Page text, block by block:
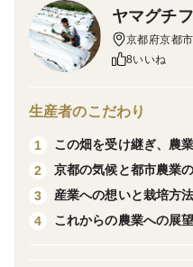
香りが強く、
加熱するとホクホク甘いの
ペペロンチーノやアヒージ
焼きにんにくにもぴった
スーパーではなかなか味わ
国産ならではの濃い旨み
ヤマグチ
京都府京都
8いいね
生産者のこだわり
1
この畑を受け継ぎ、農
2
京都の気候と都市農業
3
産業への想いと栽培方法
4
これからの農業への展望